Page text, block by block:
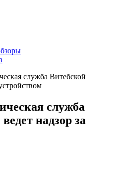
служба Витебской
служба
надзор за